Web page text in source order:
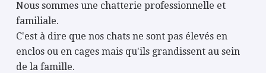
Nous sommes une chatterie professionnelle et
familiale.
C'est à dire que nos chats ne sont pas élevés en
enclos ou en cages mais qu'ils grandissent au sein
de la famille.